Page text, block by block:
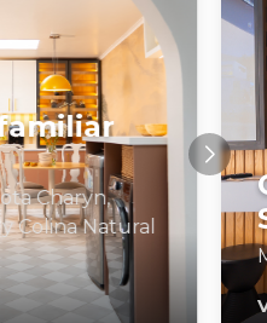
Charyn,
Colina Natural